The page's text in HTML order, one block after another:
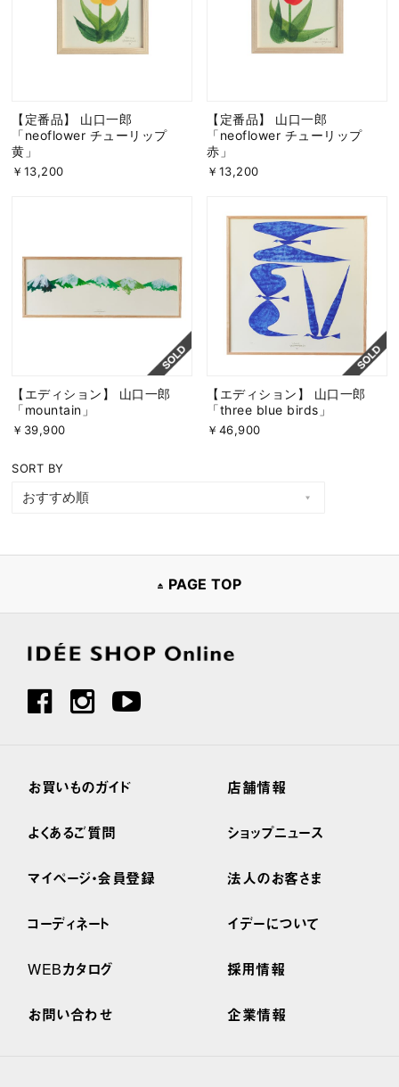
【定番品】 山口一郎
「neoflower チューリップ
黄」
￥13,200
【定番品】 山口一郎
「neoflower チューリップ
赤」
￥13,200
【エディション】 山口一郎
「mountain」
￥39,900
【エディション】 山口一郎
「three blue birds」
￥46,900
SORT BY
PAGE TOP
お買いものガイド
よくあるご質問
マイページ・会員登録
コーディネート
WEBカタログ
お問い合わせ
店舗情報
ショップニュース
法人のお客さま
イデーについて
採用情報
企業情報